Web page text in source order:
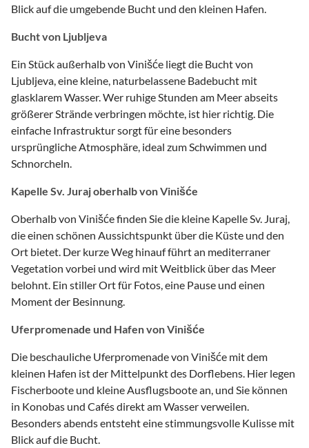
Blick auf die umgebende Bucht und den kleinen Hafen.
Bucht von Ljubljeva
Ein Stück außerhalb von Vinišće liegt die Bucht von
Ljubljeva, eine kleine, naturbelassene Badebucht mit
glasklarem Wasser. Wer ruhige Stunden am Meer abseits
größerer Strände verbringen möchte, ist hier richtig. Die
einfache Infrastruktur sorgt für eine besonders
ursprüngliche Atmosphäre, ideal zum Schwimmen und
Schnorcheln.
Kapelle Sv. Juraj oberhalb von Vinišće
Oberhalb von Vinišće finden Sie die kleine Kapelle Sv. Juraj,
die einen schönen Aussichtspunkt über die Küste und den
Ort bietet. Der kurze Weg hinauf führt an mediterraner
Vegetation vorbei und wird mit Weitblick über das Meer
belohnt. Ein stiller Ort für Fotos, eine Pause und einen
Moment der Besinnung.
Uferpromenade und Hafen von Vinišće
Die beschauliche Uferpromenade von Vinišće mit dem
kleinen Hafen ist der Mittelpunkt des Dorflebens. Hier legen
Fischerboote und kleine Ausflugsboote an, und Sie können
in Konobas und Cafés direkt am Wasser verweilen.
Besonders abends entsteht eine stimmungsvolle Kulisse mit
Blick auf die Bucht.